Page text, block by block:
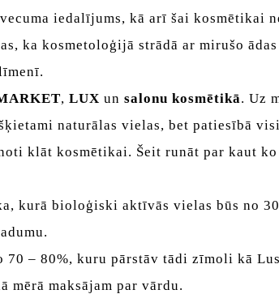
iedalījums, kā arī šai kosmētikai
ka kosmetoloģijā strādā ar mirušo
, LUX un salonu kosmētikā. Uz
naturālas vielas, bet patiesībā visi
klāt kosmētikai. Šeit runāt par kaut
kurā bioloģiski aktīvās vielas būs no
– 80%, kuru pārstāv tādi zīmoli kā
mērā maksājam par vārdu.